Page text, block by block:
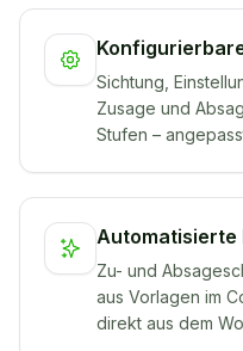
Sichtung,
Zusage und
Stufen –
Automatisierte
Zu- und
aus Vorlagen im
direkt aus dem